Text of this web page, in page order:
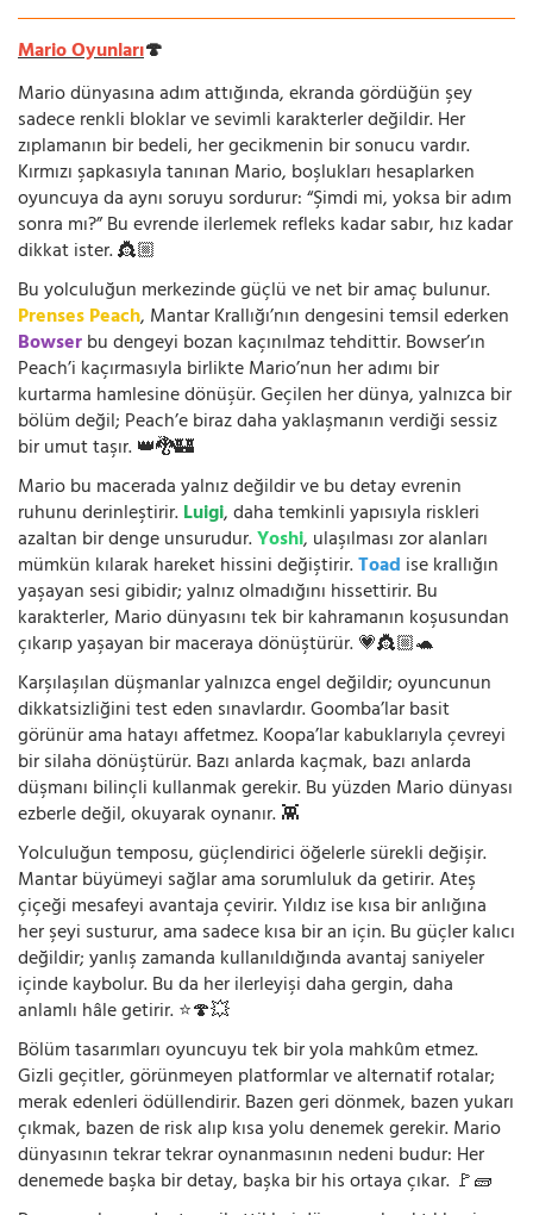
Mario Oyunları🍄
Mario dünyasına adım attığında, ekranda gördüğün şey
sadece renkli bloklar ve sevimli karakterler değildir. Her
zıplamanın bir bedeli, her gecikmenin bir sonucu vardır.
Kırmızı şapkasıyla tanınan Mario, boşlukları hesaplarken
oyuncuya da aynı soruyu sordurur: “Şimdi mi, yoksa bir adım
sonra mı?” Bu evrende ilerlemek refleks kadar sabır, hız kadar
dikkat ister. 👸🏼
Bu yolculuğun merkezinde güçlü ve net bir amaç bulunur.
Prenses Peach, Mantar Krallığı’nın dengesini temsil ederken
Bowserbu dengeyi bozan kaçınılmaz tehdittir. Bowser’ın
Peach’i kaçırmasıyla birlikte Mario’nun her adımı bir
kurtarma hamlesine dönüşür. Geçilen her dünya, yalnızca bir
bölüm değil; Peach’e biraz daha yaklaşmanın verdiği sessiz
bir umut taşır. 👑🐉🏰
Mario bu macerada yalnız değildir ve bu detay evrenin
ruhunu derinleştirir.Luigi, daha temkinli yapısıyla riskleri
azaltan bir denge unsurudur.Yoshi, ulaşılması zor alanları
mümkün kılarak hareket hissini değiştirir.Toad ise krallığın
yaşayan sesi gibidir; yalnız olmadığını hissettirir. Bu
karakterler, Mario dünyasını tek bir kahramanın koşusundan
çıkarıp yaşayan bir maceraya dönüştürür. 💗👸🏼🐢
Karşılaşılan düşmanlar yalnızca engel değildir; oyuncunun
dikkatsizliğini test eden sınavlardır. Goomba’lar basit
görünür ama hatayı affetmez. Koopa’lar kabuklarıyla çevreyi
bir silaha dönüştürür. Bazı anlarda kaçmak, bazı anlarda
düşmanı bilinçli kullanmak gerekir. Bu yüzden Mario dünyası
ezberle değil, okuyarak oynanır. 👾
Yolculuğun temposu, güçlendirici öğelerle sürekli değişir.
Mantar büyümeyi sağlar ama sorumluluk da getirir. Ateş
çiçeği mesafeyi avantaja çevirir. Yıldız ise kısa bir anlığına
her şeyi susturur, ama sadece kısa bir an için. Bu güçler kalıcı
değildir; yanlış zamanda kullanıldığında avantaj saniyeler
içinde kaybolur. Bu da her ilerleyişi daha gergin, daha
anlamlı hâle getirir. ⭐🍄💥
Bölüm tasarımları oyuncuyu tek bir yola mahkûm etmez.
Gizli geçitler, görünmeyen platformlar ve alternatif rotalar;
merak edenleri ödüllendirir. Bazen geri dönmek, bazen yukarı
çıkmak, bazen de risk alıp kısa yolu denemek gerekir. Mario
dünyasının tekrar tekrar oynanmasının nedeni budur: Her
denemede başka bir detay, başka bir his ortaya çıkar. 🚩🧱